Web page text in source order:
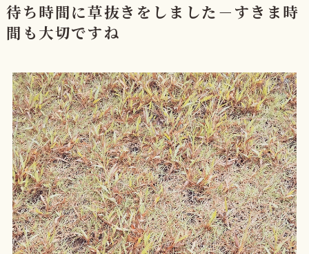
待ち時間に草抜きをしました－すきま時
間も大切ですね